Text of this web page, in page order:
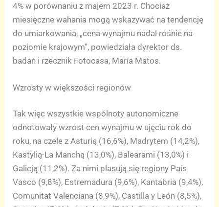
4% w porównaniu z majem 2023 r. Chociaż
miesięczne wahania mogą wskazywać na tendencję
do umiarkowania, „cena wynajmu nadal rośnie na
poziomie krajowym”, powiedziała dyrektor ds.
badań i rzecznik Fotocasa, María Matos.
Wzrosty w większości regionów
Tak więc wszystkie wspólnoty autonomiczne
odnotowały wzrost cen wynajmu w ujęciu rok do
roku, na czele z Asturią (16,6%), Madrytem (14,2%),
Kastylią-La Manchą (13,0%), Balearami (13,0%) i
Galicją (11,2%). Za nimi plasują się regiony País
Vasco (9,8%), Estremadura (9,6%), Kantabria (9,4%),
Comunitat Valenciana (8,9%), Castilla y León (8,5%),